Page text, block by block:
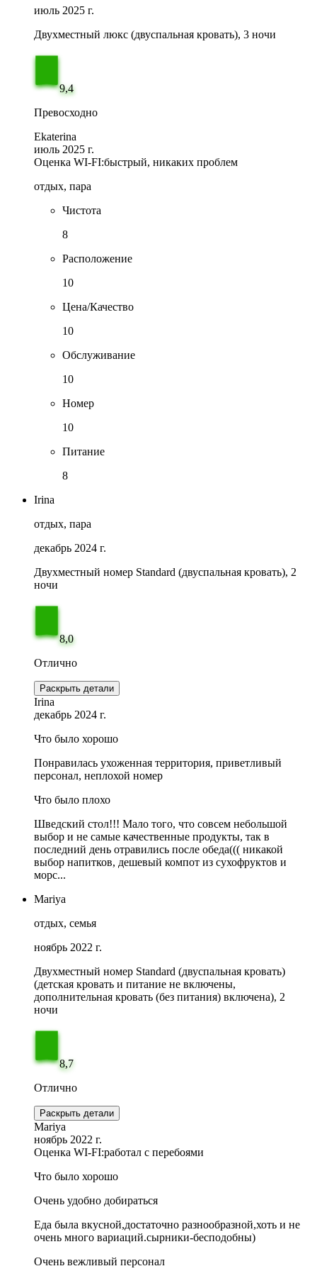
июль 2025 г.
Двухместный люкс (двуспальная кровать), 3 ночи
9,4
Превосходно
Ekaterina
июль 2025 г.
Оценка WI-FI:быстрый, никаких проблем
отдых, пара
Чистота
8
Расположение
10
Цена/Качество
10
Обслуживание
10
Номер
10
Питание
8
Irina
отдых, пара
декабрь 2024 г.
Двухместный номер Standard (двуспальная кровать), 2
ночи
8,0
Отлично
Раскрыть детали
Irina
декабрь 2024 г.
Что было хорошо
Понравилась ухоженная территория, приветливый
персонал, неплохой номер
Что было плохо
Шведский стол!!! Мало того, что совсем небольшой
выбор и не самые качественные продукты, так в
последний день отравились после обеда((( никакой
выбор напитков, дешевый компот из сухофруктов и
морс...
Mariya
отдых, семья
ноябрь 2022 г.
Двухместный номер Standard (двуспальная кровать)
(детская кровать и питание не включены,
дополнительная кровать (без питания) включена), 2
ночи
8,7
Отлично
Раскрыть детали
Mariya
ноябрь 2022 г.
Оценка WI-FI:работал с перебоями
Что было хорошо
Очень удобно добираться
Еда была вкусной,достаточно разнообразной,хоть и не
очень много вариаций.сырники-бесподобны)
Очень вежливый персонал